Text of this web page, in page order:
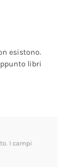
esistono.
libri
I campi